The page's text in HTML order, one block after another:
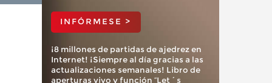
INFÓRMESE >
¡8 millones de partidas de ajedrez en
Internet! ¡Siempre al día gracias a las
actualizaciones semanales! Libro de
aperturas vivo y función “Let´s